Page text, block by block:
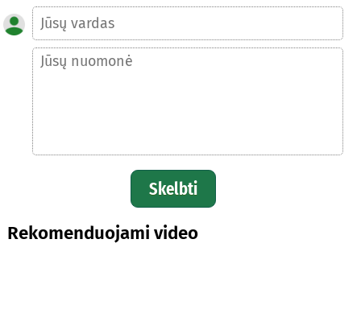
Skelbti
Rekomenduojami video